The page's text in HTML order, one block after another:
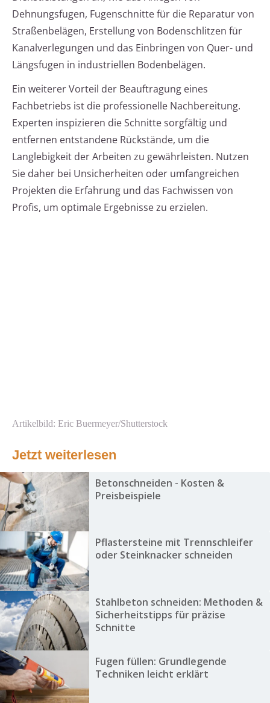
Dehnungsfugen, Fugenschnitte für die Reparatur von
Straßenbelägen, Erstellung von Bodenschlitzen für
Kanalverlegungen und das Einbringen von Quer- und
Längsfugen in industriellen Bodenbelägen.
Ein weiterer Vorteil der Beauftragung eines
Fachbetriebs ist die professionelle Nachbereitung.
Experten inspizieren die Schnitte sorgfältig und
entfernen entstandene Rückstände, um die
Langlebigkeit der Arbeiten zu gewährleisten. Nutzen
Sie daher bei Unsicherheiten oder umfangreichen
Projekten die Erfahrung und das Fachwissen von
Profis, um optimale Ergebnisse zu erzielen.
Artikelbild: Eric Buermeyer/Shutterstock
Jetzt weiterlesen
Betonschneiden - Kosten &
Preisbeispiele
Pflastersteine mit Trennschleifer
oder Steinknacker schneiden
Stahlbeton schneiden: Methoden &
Sicherheitstipps für präzise
Schnitte
Fugen füllen: Grundlegende
Techniken leicht erklärt